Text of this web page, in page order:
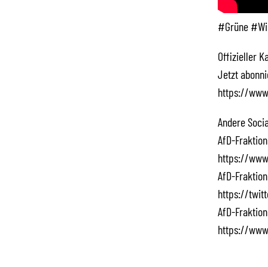
#Grüne
Offizieller
Jetzt
https://
Andere
AfD-
https://
AfD-
https://
AfD-
https://